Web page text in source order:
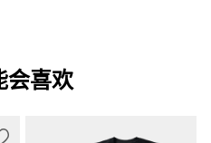
会喜欢